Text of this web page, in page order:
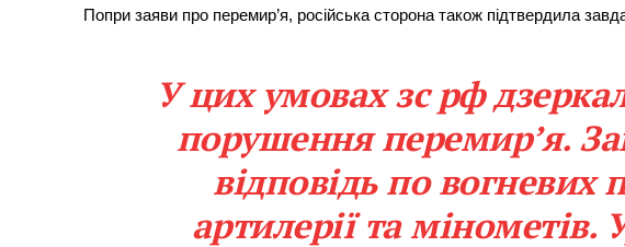
Попри заяви про перемир’я, російська сторона також підтвердила
У цих умовах зс рф
порушення перемир’я.
відповідь по вогневих
артилерії та